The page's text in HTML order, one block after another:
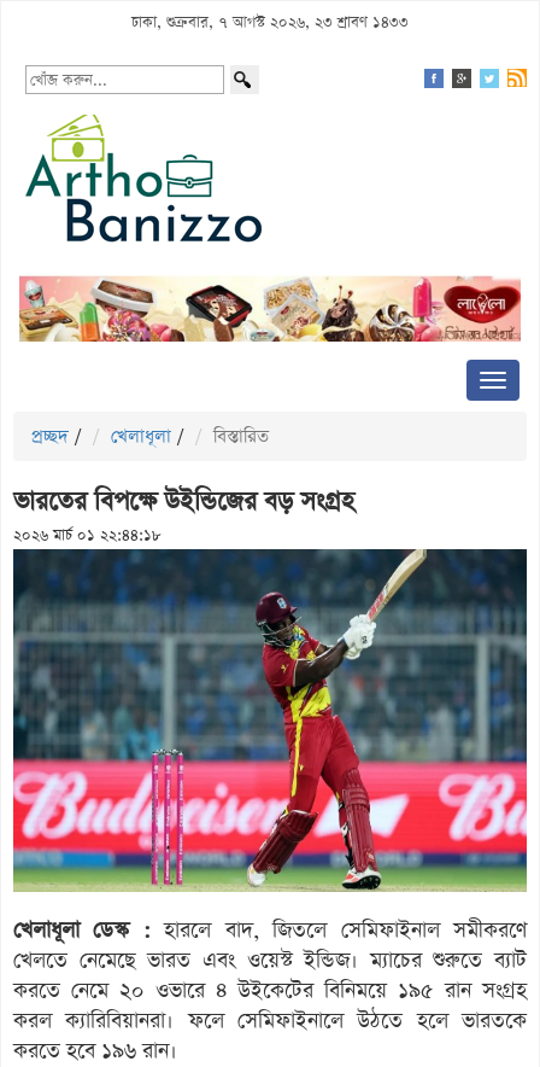
ঢাকা, শুক্রবার, ৭ আগস্ট ২০২৬, ২৩ শ্রাবণ ১৪৩৩
প্রচ্ছদ / খেলাধূলা / বিস্তারিত
ভারতের বিপক্ষে উইন্ডিজের বড় সংগ্রহ
২০২৬ মার্চ ০১ ২২:৪৪:১৮
খেলাধূলা ডেস্ক : হারলে বাদ, জিতলে সেমিফাইনাল সমীকরণে
খেলতে নেমেছে ভারত এবং ওয়েস্ট ইন্ডিজ। ম্যাচের শুরুতে ব্যাট
করতে নেমে ২০ ওভারে ৪ উইকেটের বিনিময়ে ১৯৫ রান সংগ্রহ
করল ক্যারিবিয়ানরা। ফলে সেমিফাইনালে উঠতে হলে ভারতকে
করতে হবে ১৯৬ রান।